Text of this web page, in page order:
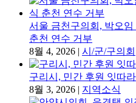
서울 금천구의회, 박오
춘천 연수 거부
8월 4, 2026
시/군/구의회
구리시, 민간 후원 잇따
8월 3, 2026
지역소식